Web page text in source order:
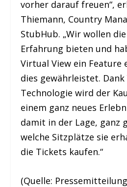
vorher darauf freuen“,
Thiemann, Country
StubHub. „Wir wollen
Erfahrung bieten und
Virtual View ein Feature
dies gewährleistet.
Technologie wird der
einem ganz neues
damit in der Lage, ganz
welche Sitzplätze sie
die Tickets kaufen.“
(Quelle: